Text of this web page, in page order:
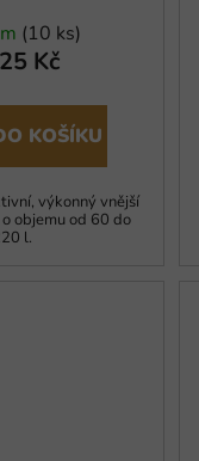
(10 ks)
Kč
KOŠÍKU
výkonný vnější
objemu od 60 do
l.